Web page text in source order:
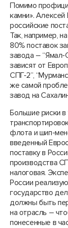
Помимо
камни». Алексей
российские
Так, например,
80% поставок
завода – “Ямал-
зависят от
СПГ-2”,
же самой
завод на
Большие риски в
флота и шип-
введенный
поставку в
производства
налоговая.
России
государство
должны быть
на отрасль –
понесенные в